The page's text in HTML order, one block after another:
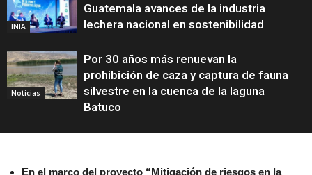
INIA
Guatemala avances de la industria
lechera nacional en sostenibilidad
Noticias
Por 30 años más renuevan la
prohibición de caza y captura de fauna
silvestre en la cuenca de la laguna
Batuco
En el marco del proyecto “Mitigación de riesgos en la